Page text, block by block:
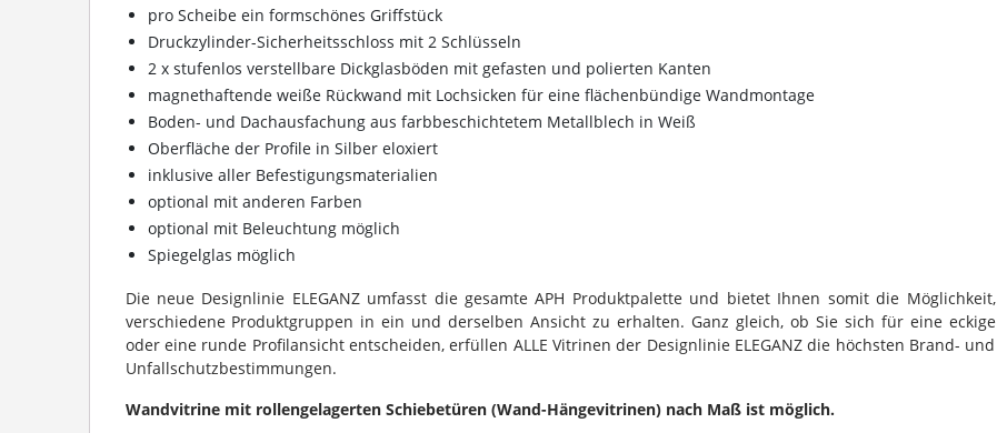
pro Scheibe ein formschönes Griffstück
Druckzylinder-Sicherheitsschloss mit 2 Schlüsseln
2 x stufenlos verstellbare Dickglasböden mit gefasten und polierten Kanten
magnethaftende weiße Rückwand mit Lochsicken für eine flächenbündige Wandmontage
Boden- und Dachausfachung aus farbbeschichtetem Metallblech in Weiß
Oberfläche der Profile in Silber eloxiert
inklusive aller Befestigungsmaterialien
optional mit anderen Farben
optional mit Beleuchtung möglich
Spiegelglas möglich
Die neue Designlinie ELEGANZ umfasst die gesamte APH Produktpalette und bietet Ihnen somit die Möglichkeit,
verschiedene Produktgruppen in ein und derselben Ansicht zu erhalten. Ganz gleich, ob Sie sich für eine eckige
oder eine runde Profilansicht entscheiden, erfüllen ALLE Vitrinen der Designlinie ELEGANZ die höchsten Brand- und
Unfallschutzbestimmungen.
Wandvitrine mit rollengelagerten Schiebetüren (Wand-Hängevitrinen) nach Maß ist möglich.